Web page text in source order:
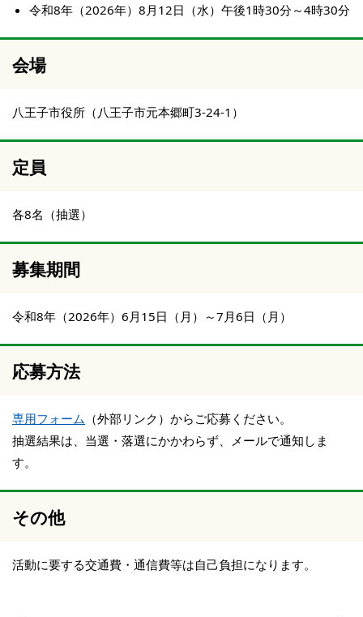
令和8年（2026年）8月12日（水）午後1時30分～4時30分
会場
八王子市役所（八王子市元本郷町3-24-1）
定員
各8名（抽選）
募集期間
令和8年（2026年）6月15日（月）～7月6日（月）
応募方法
専用フォーム （外部リンク）からご応募ください。
抽選結果は、当選・落選にかかわらず、メールで通知しま
す。
その他
活動に要する交通費・通信費等は自己負担になります。